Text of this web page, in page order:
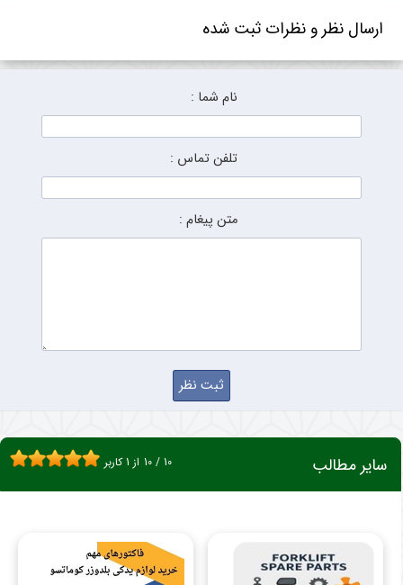
ارسال نظر و نظرات ثبت شده
نام شما :
تلفن تماس :
متن پیغام :
سایر مطالب 10 / 10 از 1کاربر